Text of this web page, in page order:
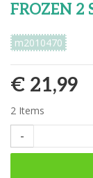
FROZEN 2
m2010470
€ 21,99
2 Items
-